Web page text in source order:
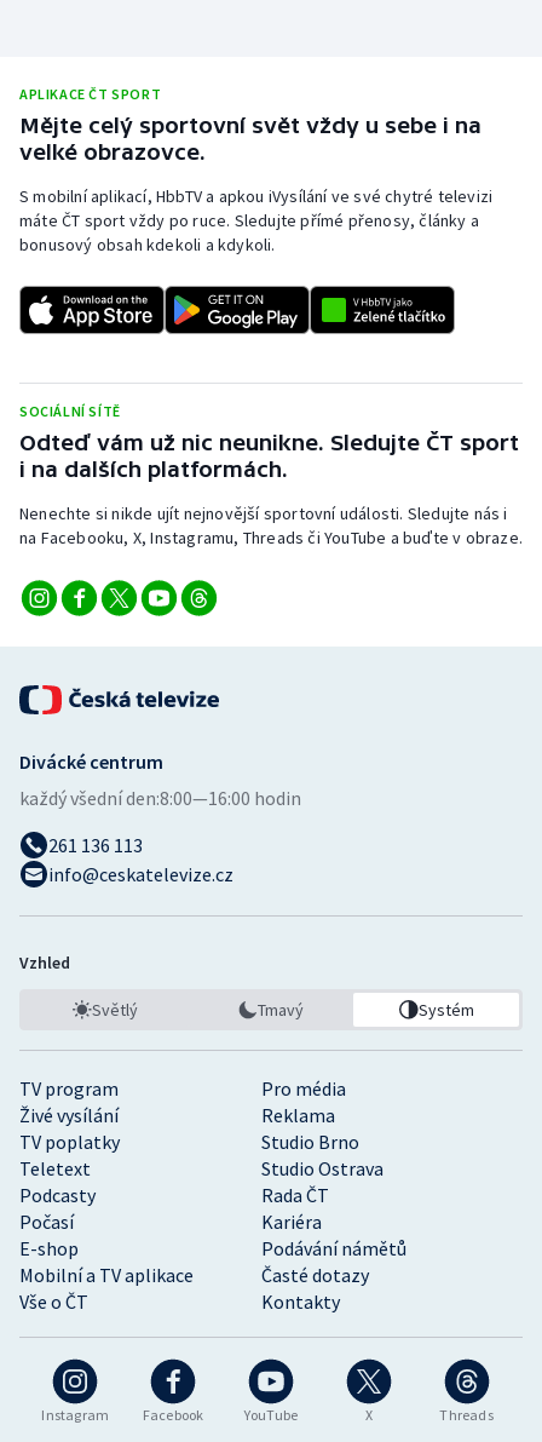
Ragby
Rychlobruslení
Rychlostní kanoistika
Short track
Sportovní střelba
Triatlon
Vodní slalom
Volejbal
APLIKACE ČT SPORT
Mějte celý sportovní svět vždy u sebe i na
velké obrazovce.
S mobilní aplikací, HbbTV a apkou iVysílání ve své chytré televizi
máte ČT sport vždy po ruce. Sledujte přímé přenosy, články a
bonusový obsah kdekoli a kdykoli.
SOCIÁLNÍ SÍTĚ
Odteď vám už nic neunikne. Sledujte ČT sport
i na dalších platformách.
Nenechte si nikde ujít nejnovější sportovní události. Sledujte nás i
na Facebooku, X, Instagramu, Threads či YouTube a buďte v obraze.
Instagram Facebook YouTube X Threads
TV program
Pro média
Živé vysílání
Reklama
TV poplatky
Studio Brno
Teletext
Studio Ostrava
Podcasty
Rada ČT
Počasí
Kariéra
E-shop
Podávání námětů
Mobilní a TV aplikace
Časté dotazy
Vše o ČT
Kontakty
Divácké centrum
každý všední den:8:00—16:00 hodin
261 136 113
info@ceskatelevize.cz
Vzhled
Světlý Tmavý Systém